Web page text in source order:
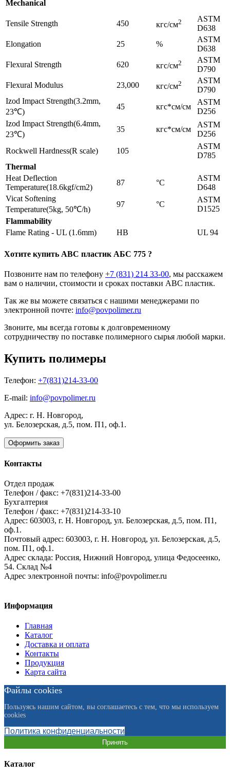
Mechanical
Tensile Strength 450 кгс/см2
ASTM
D638
Elongation
25 %
ASTM
D638
Flexural Strength
620 кгс/см2
ASTM
D790
Flexural Modulus
23,000 кгс/см2
ASTM
D790
Izod Impact Strength(3.2mm,
23℃)
45 кгс*см/см
ASTM
D256
Izod Impact Strength(6.4mm,
23℃)
35 кгс*см/см
ASTM
D256
Rockwell Hardness(R scale)
105
ASTM
D785
Thermal
Heat Deflection
Temperature(18.6kgf/cm2)
87 °C
ASTM
D648
Vicat Softening
Temperature(5kg, 50℃/h)
97 °C
ASTM
D1525
Flammability
Flame Rating - UL (1.6mm)
HB UL 94
Хотите купить ABC пластик АБС 775 ?
Позвоните нам по телефону +7 (831) 214 33-00, мы расскажем
вам о наличии, стоимости и сроках поставки ABC пластик.
Так же вы можете связаться с нашими менеджерами по
электронной почте: info@povpolimer.ru
Звоните, мы всегда готовы к долговременному
сотрудничеству по поставке полимерного сырья любой марки.
Купить полимеры
Телефон: +7(831)214-33-00
E-mail: info@povpolimer.ru
Адрес: г. Н. Новгород,
ул. Белозерская, д.5, пом. П1, оф.1.
Оформить заказ
Контакты
Отдел продаж
Телефон / факс: +7(831)214-33-00
Бухгалтерия
Телефон / факс: +7(831)214-33-10
Адрес: 603003, г. Н. Новгород, ул. Белозерская, д.5, пом. П1,
оф.1.
Почтовый адрес: 603003, г. Н. Новгород, ул. Белозерская, д.5,
пом. П1, оф.1.
Адрес склада: Россия, Нижний Новгород, улица Федосеенко,
54. Склад №4
Адрес электронной почты: info@povpolimer.ru
Информация
Главная
Каталог
Доставка и оплата
Контакты
Продукция
Карта сайта
Файлы cookies
Пользуясь нашим сайтом, вы соглашаетесь с тем, что мы используем
cookies
Политика конфиденциальности
Принять
Каталог